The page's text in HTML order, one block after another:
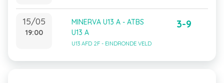
15/05
19:00
MINERVA U13 A - ATBS
U13 A
U13 AFD 2F - EINDRONDE VELD
3-9